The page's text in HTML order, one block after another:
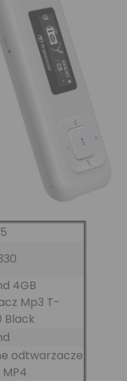
4GB
Mp3 T-
Black
odtwarzacze